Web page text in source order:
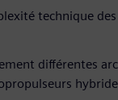
technique
différentes